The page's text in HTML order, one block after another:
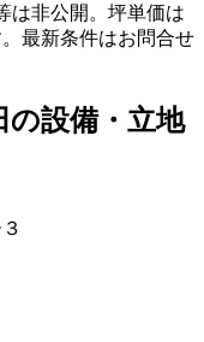
は非公開。坪単価は
最新条件はお問合せ
設備・立地